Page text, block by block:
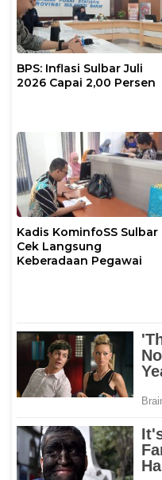
BPS: Inflasi Sulbar Juli
2026 Capai 2,00 Persen
Kadis KominfoSS Sulbar
Cek Langsung
Keberadaan Pegawai